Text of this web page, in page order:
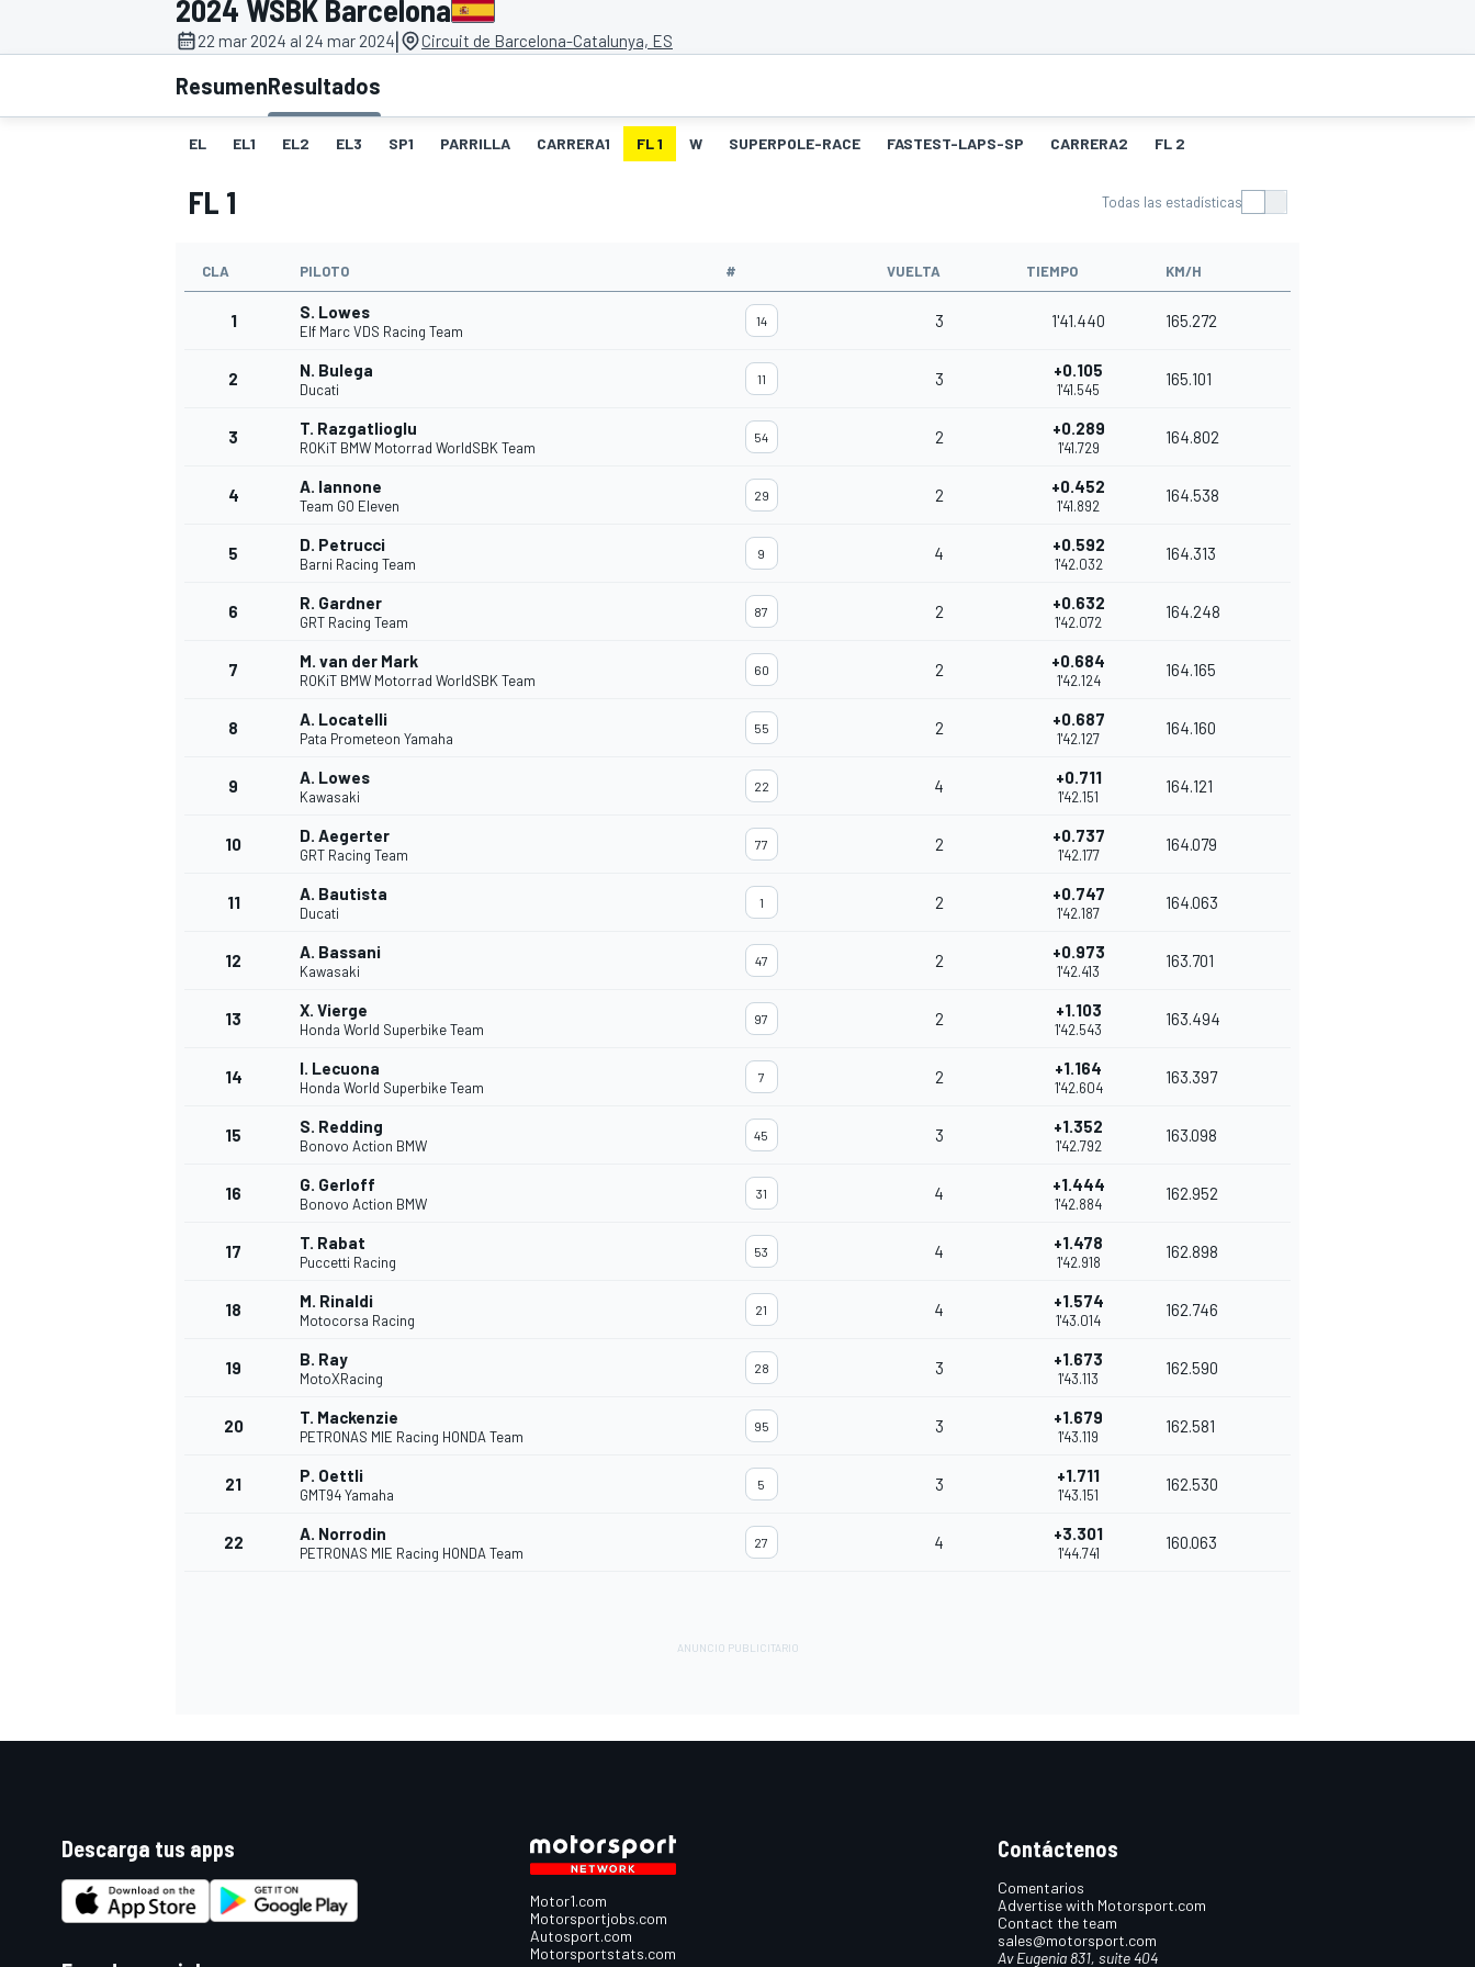
FÓRMULA E MOTO
2024 WSBK Barcelona
22 mar 2024 al 24 mar 2024| Circuit de Barcelona-Catalunya, ES
ResumenResultados
EL EL1 EL2 EL3 SP1 PARRILLA CARRERA1 FL 1 W SUPERPOLE-RACE FASTEST-LAPS-SP CARRERA2 FL 2
FL 1 Todas las estadísticas
CLA PILOTO # VUELTA TIEMPO KM/H
1 S. Lowes
Elf Marc VDS Racing Team
14 3 1'41.440 165.272
2 N. Bulega
Ducati
11 3 +0.105
1'41.545
165.101
3 T. Razgatlioglu
ROKiT BMW Motorrad WorldSBK Team
54 2 +0.289
1'41.729
164.802
4 A. Iannone
Team GO Eleven
29 2 +0.452
1'41.892
164.538
5 D. Petrucci
Barni Racing Team
9 4 +0.592
1'42.032
164.313
6 R. Gardner
GRT Racing Team
87 2 +0.632
1'42.072
164.248
7 M. van der Mark
ROKiT BMW Motorrad WorldSBK Team
60 2 +0.684
1'42.124
164.165
8 A. Locatelli
Pata Prometeon Yamaha
55 2 +0.687
1'42.127
164.160
9 A. Lowes
Kawasaki
22 4 +0.711
1'42.151
164.121
10 D. Aegerter
GRT Racing Team
77 2 +0.737
1'42.177
164.079
11 A. Bautista
Ducati
1 2 +0.747
1'42.187
164.063
12 A. Bassani
Kawasaki
47 2 +0.973
1'42.413
163.701
13 X. Vierge
Honda World Superbike Team
97 2 +1.103
1'42.543
163.494
14 I. Lecuona
Honda World Superbike Team
7 2 +1.164
1'42.604
163.397
15 S. Redding
Bonovo Action BMW
45 3 +1.352
1'42.792
163.098
16 G. Gerloff
Bonovo Action BMW
31 4 +1.444
1'42.884
162.952
17 T. Rabat
Puccetti Racing
53 4 +1.478
1'42.918
162.898
18 M. Rinaldi
Motocorsa Racing
21 4 +1.574
1'43.014
162.746
19 B. Ray
MotoXRacing
28 3 +1.673
1'43.113
162.590
20 T. Mackenzie
PETRONAS MIE Racing HONDA Team
95 3 +1.679
1'43.119
162.581
21 P. Oettli
GMT94 Yamaha
5 3 +1.711
1'43.151
162.530
22 A. Norrodin
PETRONAS MIE Racing HONDA Team
27 4 +3.301
1'44.741
160.063
Descarga tus apps
Motor1.com
Motorsportjobs.com
Autosport.com
Motorsportstats.com
Contáctenos
Comentarios
Advertise with Motorsport.com
Contact the team
sales@motorsport.com
Av Eugenia 831, suite 404